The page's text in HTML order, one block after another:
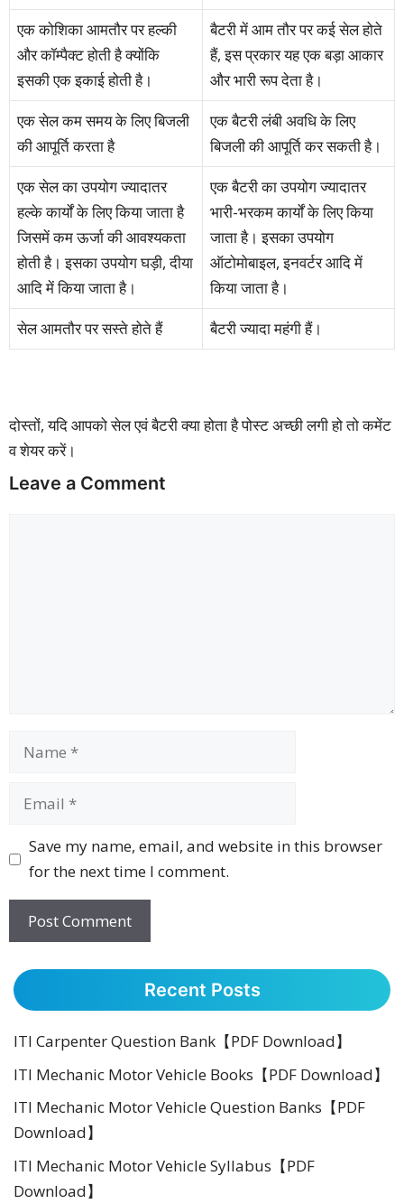
एक कोशिका आमतौर पर हल्की
और कॉम्पैक्ट होती है क्योंकि
इसकी एक इकाई होती है।
बैटरी में आम तौर पर कई सेल होते
हैं, इस प्रकार यह एक बड़ा आकार
और भारी रूप देता है।
एक सेल कम समय के लिए बिजली
की आपूर्ति करता है
एक बैटरी लंबी अवधि के लिए
बिजली की आपूर्ति कर सकती है।
एक सेल का उपयोग ज्यादातर
हल्के कार्यों के लिए किया जाता है
जिसमें कम ऊर्जा की आवश्यकता
होती है। इसका उपयोग घड़ी, दीया
आदि में किया जाता है।
एक बैटरी का उपयोग ज्यादातर
भारी-भरकम कार्यों के लिए किया
जाता है। इसका उपयोग
ऑटोमोबाइल, इनवर्टर आदि में
किया जाता है।
सेल आमतौर पर सस्ते होते हैं
बैटरी ज्यादा महंगी हैं।
दोस्तों, यदि आपको सेल एवं बैटरी क्या होता है पोस्ट अच्छी लगी हो तो कमेंट
व शेयर करें।
Leave a Comment
Name
Email
Website
Save my name, email, and website in this browser
for the next time I comment.
Recent Posts
ITI Carpenter Question Bank【PDF Download】
ITI Mechanic Motor Vehicle Books【PDF Download】
ITI Mechanic Motor Vehicle Question Banks【PDF
Download】
ITI Mechanic Motor Vehicle Syllabus【PDF
Download】